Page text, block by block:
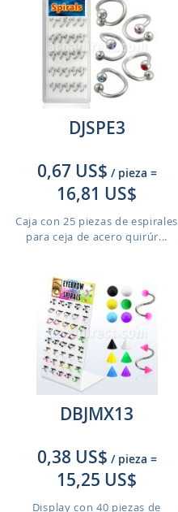
DJSPE3
0,67 US$ / pieza =
16,81 US$
Caja con 25 piezas de espirales
para ceja de acero quirúr...
DBJMX13
0,38 US$ / pieza =
15,25 US$
Display con 40 piezas de